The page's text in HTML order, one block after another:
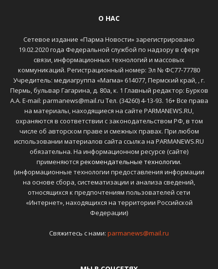
О НАС
Сетевое издание «Парма Новости» зарегистрировано
19.02.2020 года Федеральной службой по надзору в сфере
связи, информационных технологий и массовых
коммуникаций. Регистрационный номер: Эл № ФС77-77780
Учредитель: медиагруппа «Магма» 614077, Пермский край, , г.
Пермь, бульвар Гагарина, д. 80а, к. 1 Главный редактор: Бурков
А.А. E-mail: parmanews@mail.ru Тел. (34260) 4-13-93. 16+ Все права
на материалы, находящиеся на сайте PARMANEWS.RU,
охраняются в соответствии с законодательством РФ, в том
числе об авторском праве и смежных правах. При любом
использовании материалов сайта ссылка на PARMANEWS.RU
обязательна. На информационном ресурсе (сайте)
применяются рекомендательные технологии.
(информационные технологии предоставления информации
на основе сбора, систематизации и анализа сведений,
относящихся к предпочтениям пользователей сети
«Интернет», находящихся на территории Российской
Федерации)
Свяжитесь с нами: parmanews@mail.ru